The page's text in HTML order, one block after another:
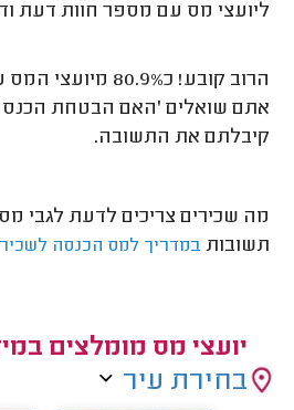
ליועצי מס עם מספר חוות דעת
הרוב קובע! כ80.9% מיועצי המס ענו
אתם שואלים 'האם הבטחת
קיבלתם את התשובה.
מה שכירים צריכים לדעת לגבי
תשובות במדריך למס הכנסה
יועצי מס מומלצים
בחירת עיר